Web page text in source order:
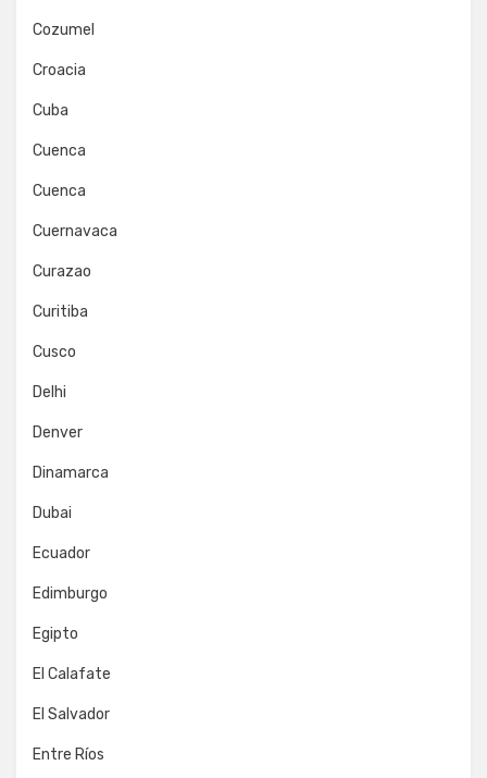
Cozumel
Croacia
Cuba
Cuenca
Cuenca
Cuernavaca
Curazao
Curitiba
Cusco
Delhi
Denver
Dinamarca
Dubai
Ecuador
Edimburgo
Egipto
El Calafate
El Salvador
Entre Ríos